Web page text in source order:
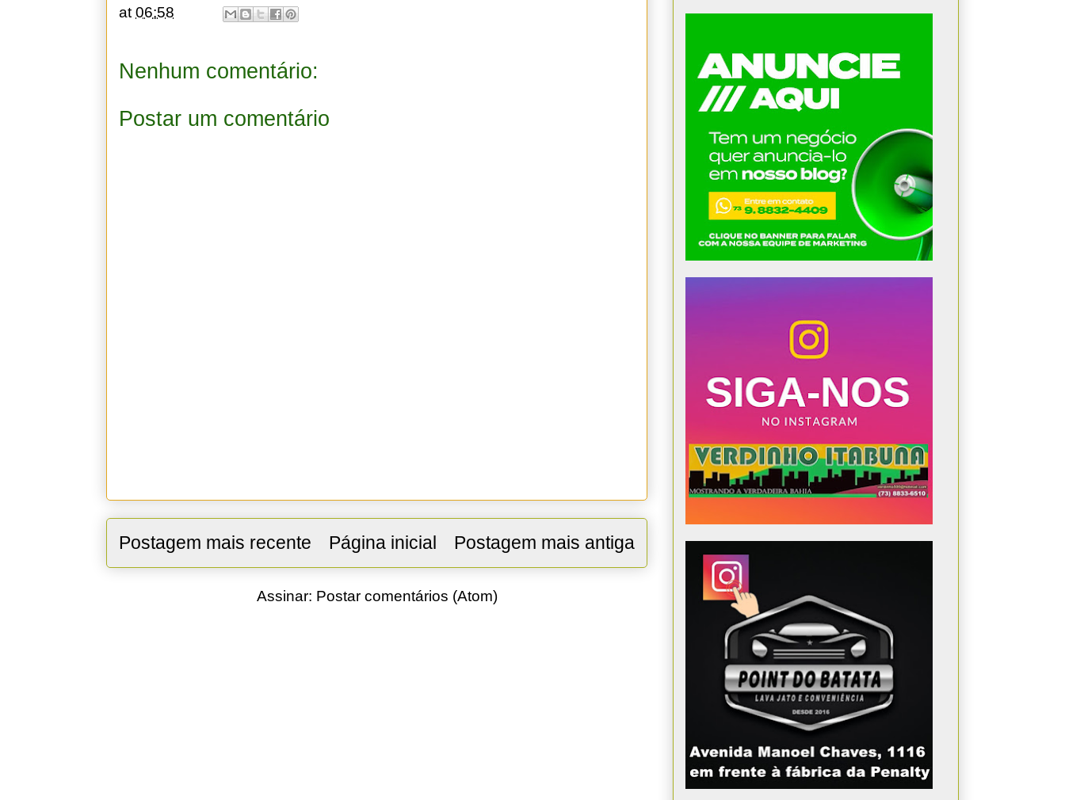
at06:58
Nenhum comentário:
Postar um comentário
Postagem mais recente Postagem mais antiga
Página inicial
Assinar: Postar comentários (Atom)